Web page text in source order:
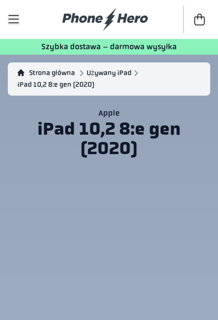
Do kasy
Szybka dostawa – darmowa wysyłka
Strona główna
Używany iPad
iPad 10,2 8:e gen (2020)
Apple
iPad 10,2 8:e gen
(2020)